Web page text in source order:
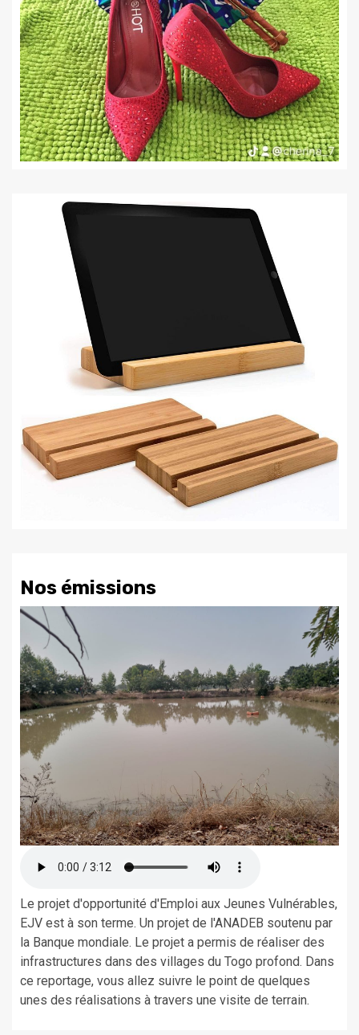
Nos émissions
Le projet d'opportunité d'Emploi aux Jeunes Vulnérables,
EJV est à son terme. Un projet de l'ANADEB soutenu par
la Banque mondiale. Le projet a permis de réaliser des
infrastructures dans des villages du Togo profond. Dans
ce reportage, vous allez suivre le point de quelques
unes des réalisations à travers une visite de terrain.